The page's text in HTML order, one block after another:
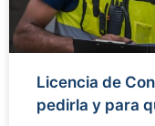
Licencia de
pedirla y para